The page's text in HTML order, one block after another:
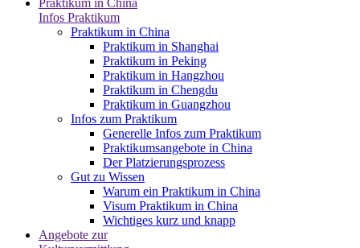
Praktikum in China
Infos Praktikum
Praktikum in China
Praktikum in Shanghai
Praktikum in Peking
Praktikum in Hangzhou
Praktikum in Chengdu
Praktikum in Guangzhou
Infos zum Praktikum
Generelle Infos zum Praktikum
Praktikumsangebote in China
Der Platzierungsprozess
Gut zu Wissen
Warum ein Praktikum in China
Visum Praktikum in China
Wichtiges kurz und knapp
Angebote zur